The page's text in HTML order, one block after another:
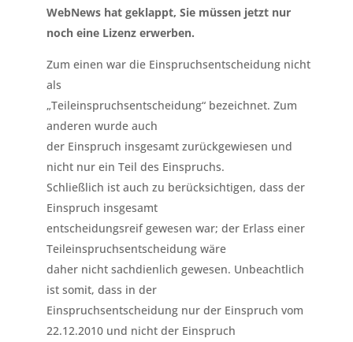
WebNews hat geklappt, Sie müssen jetzt nur
noch eine Lizenz erwerben.
Zum einen war die Einspruchsentscheidung nicht
als
„Teileinspruchsentscheidung“ bezeichnet. Zum
anderen wurde auch
der Einspruch insgesamt zurückgewiesen und
nicht nur ein Teil des Einspruchs.
Schließlich ist auch zu berücksichtigen, dass der
Einspruch insgesamt
entscheidungsreif gewesen war; der Erlass einer
Teileinspruchsentscheidung wäre
daher nicht sachdienlich gewesen. Unbeachtlich
ist somit, dass in der
Einspruchsentscheidung nur der Einspruch vom
22.12.2010 und nicht der Einspruch